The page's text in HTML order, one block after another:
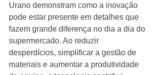
Urano demonstram como a inovação
pode estar presente em detalhes que
fazem grande diferença no dia a dia do
supermercado. Ao reduzir
desperdícios, simplificar a gestão de
materiais e aumentar a produtividade